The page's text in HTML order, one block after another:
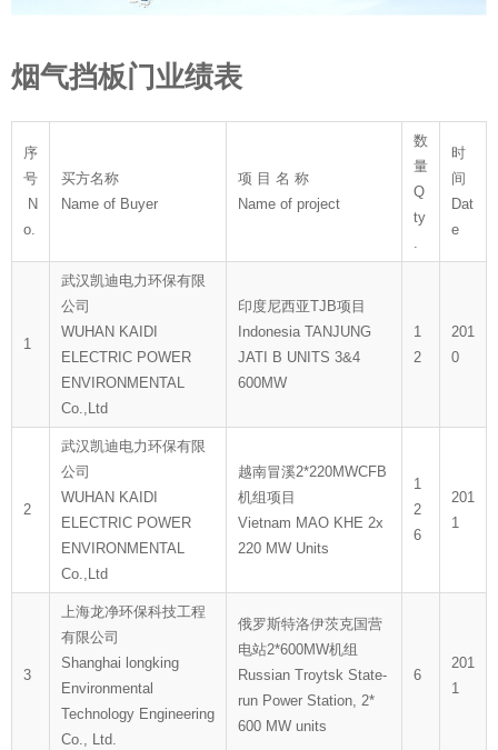
烟气挡板门业绩表
序
号
N
o.
买方名称
Name of Buyer
项 目 名 称
Name of project
数
量
Q
ty
.
时
间
Dat
e
1
武汉凯迪电力环保有限
公司
WUHAN KAIDI
ELECTRIC POWER
ENVIRONMENTAL
Co.,Ltd
印度尼西亚TJB项目
Indonesia TANJUNG
JATI B UNITS 3&4
600MW
1
2
201
0
2
武汉凯迪电力环保有限
公司
WUHAN KAIDI
ELECTRIC POWER
ENVIRONMENTAL
Co.,Ltd
越南冒溪2*220MWCFB
机组项目
Vietnam MAO KHE 2x
220 MW Units
1
2
6
201
1
3
上海龙净环保科技工程
有限公司
Shanghai longking
Environmental
Technology Engineering
Co., Ltd.
俄罗斯特洛伊茨克国营
电站2*600MW机组
Russian Troytsk State-
run Power Station, 2*
600 MW units
6
201
1